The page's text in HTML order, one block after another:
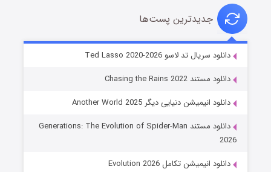
خاندان اژدها فصل ۳
جدیدترین پست‌ها
دانلود سریال تد لاسو Ted Lasso 2020-2026
دانلود مستند Chasing the Rains 2022
دانلود انیمیشن دنیایی دیگر Another World 2025
دانلود مستند Generations: The Evolution of Spider-Man
2026
دانلود انیمیشن تکامل Evolution 2026